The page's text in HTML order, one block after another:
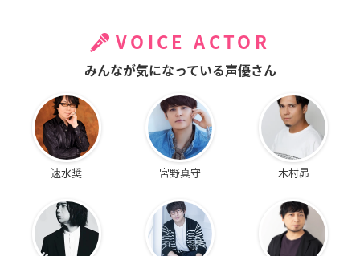
VOICE ACTOR
みんなが気になっている声優さん
速水奨 宮野真守 木村昴